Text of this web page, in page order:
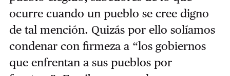
ocurre cuando un pueblo se cree digno
de tal mención. Quizás por ello solíamos
condenar con firmeza a “los gobiernos
que enfrentan a sus pueblos por